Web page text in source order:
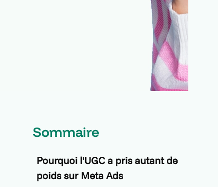
Sommaire
Pourquoi l'UGC a pris autant de
poids sur Meta Ads